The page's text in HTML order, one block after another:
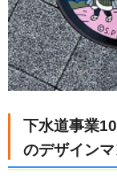
下水道事業
のデザイン